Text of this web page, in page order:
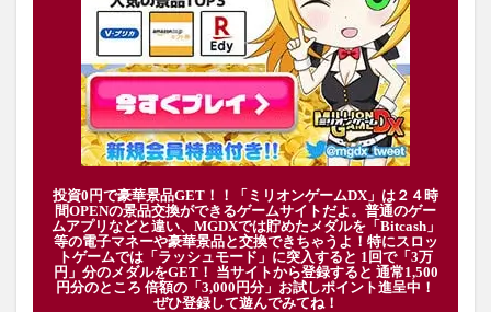
投資0円で豪華景品GET！！「ミリオンゲームDX」は２４時
間OPENの景品交換ができるゲームサイトだよ。普通のゲー
ムアプリなどと違い、MGDXでは貯めたメダルを「Bitcash」
等の電子マネーや豪華景品と交換できちゃうよ！特にスロッ
トゲームでは「ラッシュモード」に突入すると 1回で「3万
円」分のメダルをGET！ 当サイトから登録すると 通常1,500
円分のところ 倍額の「3,000円分」お試しポイント進呈中！
ぜひ登録して遊んでみてね！